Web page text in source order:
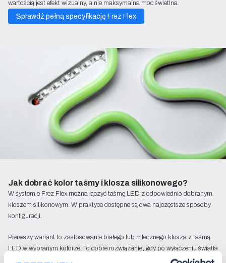
wartością jest efekt wizualny, a nie maksymalna moc świetlna.
Sprawdź pełną specyfikację Frez Flex
Jak dobrać kolor taśmy i klosza silikonowego?
W systemie Frez Flex można łączyć taśmę LED z odpowiednio dobranym
kloszem silikonowym. W praktyce dostępne są dwa najczęstsze sposoby
konfiguracji.
Pierwszy wariant to zastosowanie białego lub mlecznego klosza z taśmą
LED w wybranym kolorze. To dobre rozwiązanie, gdy po wyłączeniu światła